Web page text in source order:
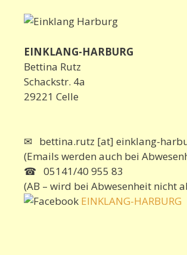
EINKLANG-HARBURG
Bettina Rutz
Schackstr. 4a
29221 Celle
✉ bettina.rutz [at] einklang-
(Emails werden auch bei
☎ 05141/40 955 83
(AB – wird bei Abwesenheit nicht
EINKLANG-HARBURG